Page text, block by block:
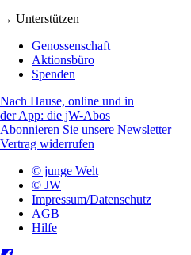
→ Unterstützen
Genossenschaft
Aktionsbüro
Spenden
Nach Hause, online und in
der App: die jW-Abos
Abonnieren Sie unsere Newsletter
Vertrag widerrufen
© junge Welt
© JW
Impressum/Datenschutz
AGB
Hilfe